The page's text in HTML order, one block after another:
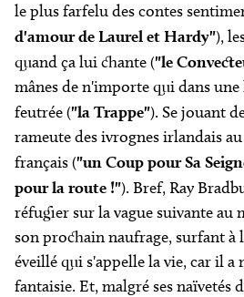
le plus farfelu des contes
d'amour de Laurel et Hardy"),
quand ça lui chante ("le
mânes de n'importe qui dans
feutrée ("la Trappe"). Se jouant
rameute des ivrognes irlandais
français ("un Coup pour Sa
pour la route !"). Bref, Ray
réfugier sur la vague suivante
son prochain naufrage, surfant à
éveillé qui s'appelle la vie, car il a
fantaisie. Et, malgré ses naïvetés